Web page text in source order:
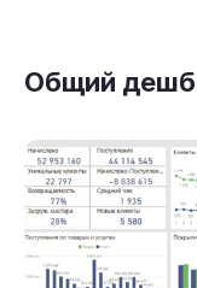
Общий